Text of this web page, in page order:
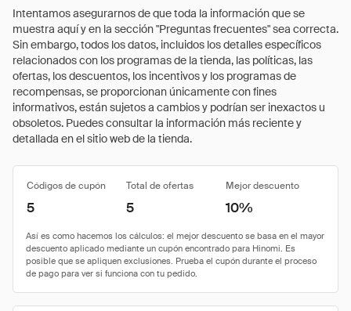
Intentamos asegurarnos de que toda la información que se
muestra aquí y en la sección "Preguntas frecuentes" sea correcta.
Sin embargo, todos los datos, incluidos los detalles específicos
relacionados con los programas de la tienda, las políticas, las
ofertas, los descuentos, los incentivos y los programas de
recompensas, se proporcionan únicamente con fines
informativos, están sujetos a cambios y podrían ser inexactos u
obsoletos. Puedes consultar la información más reciente y
detallada en el sitio web de la tienda.
Códigos de cupón Total de ofertas Mejor descuento
5 5 10%